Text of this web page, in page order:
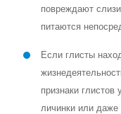
повреждают
питаются
Если глисты
признаки
личинки или даже